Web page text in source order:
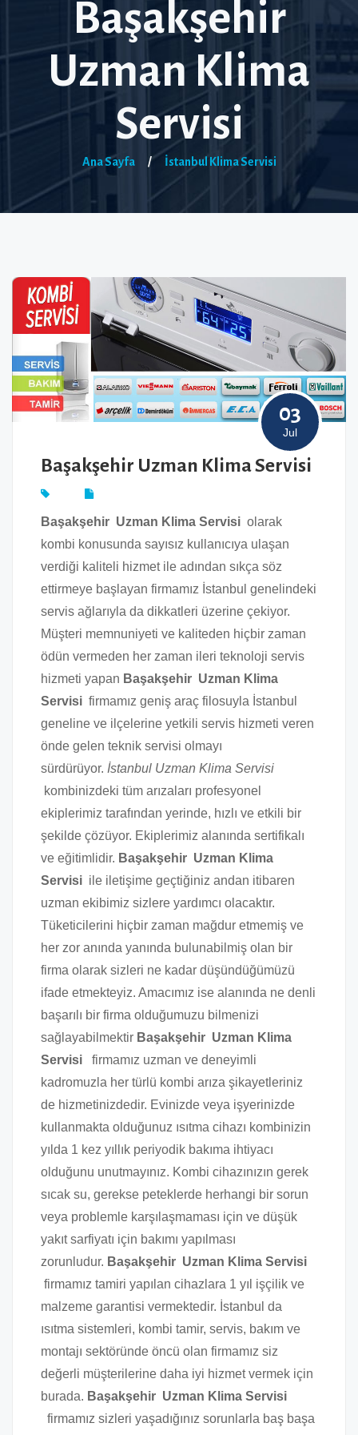
Başakşehir
Uzman Klima
Servisi
Ana Sayfa / İstanbul Klima Servisi
03
Jul
Başakşehir Uzman Klima Servisi
Başakşehir Uzman Klima Servisi olarak
kombi konusunda sayısız kullanıcıya ulaşan
verdiği kaliteli hizmet ile adından sıkça söz
ettirmeye başlayan firmamız İstanbul genelindeki
servis ağlarıyla da dikkatleri üzerine çekiyor.
Müşteri memnuniyeti ve kaliteden hiçbir zaman
ödün vermeden her zaman ileri teknoloji servis
hizmeti yapan Başakşehir Uzman Klima
Servisi firmamız geniş araç filosuyla İstanbul
geneline ve ilçelerine yetkili servis hizmeti veren
önde gelen teknik servisi olmayı
sürdürüyor. İstanbul Uzman Klima Servisi
kombinizdeki tüm arızaları profesyonel
ekiplerimiz tarafından yerinde, hızlı ve etkili bir
şekilde çözüyor. Ekiplerimiz alanında sertifikalı
ve eğitimlidir. Başakşehir Uzman Klima
Servisi ile iletişime geçtiğiniz andan itibaren
uzman ekibimiz sizlere yardımcı olacaktır.
Tüketicilerini hiçbir zaman mağdur etmemiş ve
her zor anında yanında bulunabilmiş olan bir
firma olarak sizleri ne kadar düşündüğümüzü
ifade etmekteyiz. Amacımız ise alanında ne denli
başarılı bir firma olduğumuzu bilmenizi
sağlayabilmektir Başakşehir Uzman Klima
Servisi
firmamız uzman ve deneyimli
kadromuzla her türlü kombi arıza şikayetleriniz
de hizmetinizdedir. Evinizde veya işyerinizde
kullanmakta olduğunuz ısıtma cihazı kombinizin
yılda 1 kez yıllık periyodik bakıma ihtiyacı
olduğunu unutmayınız. Kombi cihazınızın gerek
sıcak su, gerekse peteklerde herhangi bir sorun
veya problemle karşılaşmaması için ve düşük
yakıt sarfiyatı için bakımı yapılması
zorunludur. Başakşehir Uzman Klima Servisi
firmamız tamiri yapılan cihazlara 1 yıl işçilik ve
malzeme garantisi vermektedir. İstanbul da
ısıtma sistemleri, kombi tamir, servis, bakım ve
montajı sektöründe öncü olan firmamız siz
değerli müşterilerine daha iyi hizmet vermek için
burada. Başakşehir Uzman Klima Servisi
firmamız sizleri yaşadığınız sorunlarla baş başa